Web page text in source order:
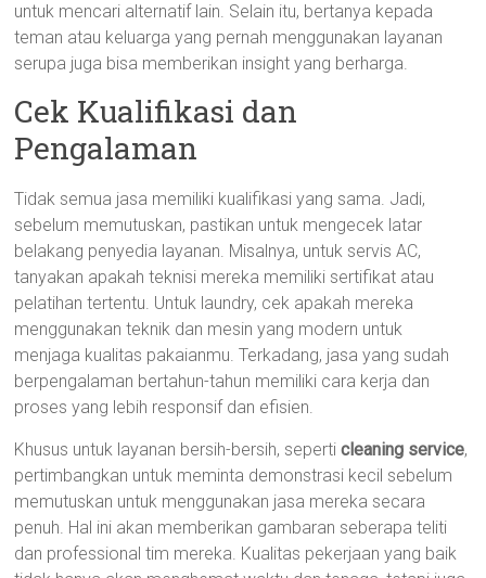
untuk mencari alternatif lain. Selain itu, bertanya kepada
teman atau keluarga yang pernah menggunakan layanan
serupa juga bisa memberikan insight yang berharga.
Cek Kualifikasi dan
Pengalaman
Tidak semua jasa memiliki kualifikasi yang sama. Jadi,
sebelum memutuskan, pastikan untuk mengecek latar
belakang penyedia layanan. Misalnya, untuk servis AC,
tanyakan apakah teknisi mereka memiliki sertifikat atau
pelatihan tertentu. Untuk laundry, cek apakah mereka
menggunakan teknik dan mesin yang modern untuk
menjaga kualitas pakaianmu. Terkadang, jasa yang sudah
berpengalaman bertahun-tahun memiliki cara kerja dan
proses yang lebih responsif dan efisien.
Khusus untuk layanan bersih-bersih, seperticleaning service,
pertimbangkan untuk meminta demonstrasi kecil sebelum
memutuskan untuk menggunakan jasa mereka secara
penuh. Hal ini akan memberikan gambaran seberapa teliti
dan professional tim mereka. Kualitas pekerjaan yang baik